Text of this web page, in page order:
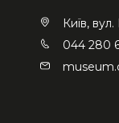
Київ,
044 280